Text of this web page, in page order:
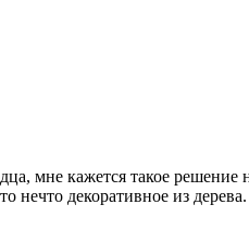
мне кажется такое
нечто декоративное из дерева.